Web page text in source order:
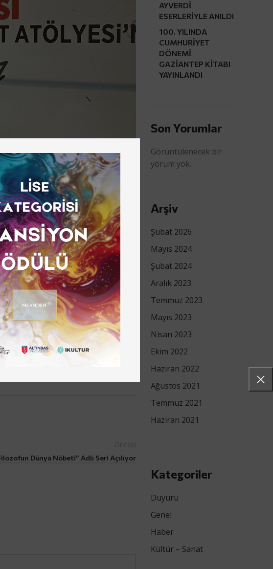
Dünya Nöbeti” Adlı Seri Açılıyor
AYVERDİ
ESERLERİYLE ANILDI
100. YILINDA
CUMHURİYET
DÖNEMİ
GAZİANTEP KİTABI
YAYINLANDI
Son Yorumlar
Görüntülenecek bir
yorum yok.
Arşiv
Şubat 2026
Mayıs 2024
Şubat 2024
Aralık 2023
Temmuz 2023
Mayıs 2023
Nisan 2023
Ekim 2022
Haziran 2022
Ağustos 2021
Temmuz 2021
Haziran 2021
Kategoriler
Duyuru
Genel
Haber
Kültür – Sanat